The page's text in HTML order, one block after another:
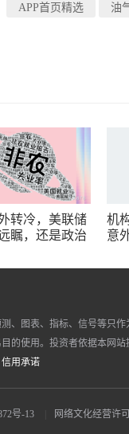
APP首页精选 油
转冷，美联储
瞩，还是政治
机
意
、图表、指标、信号等只
的使用。投资者依据本网
信用承诺
号-13
网络文化经营许